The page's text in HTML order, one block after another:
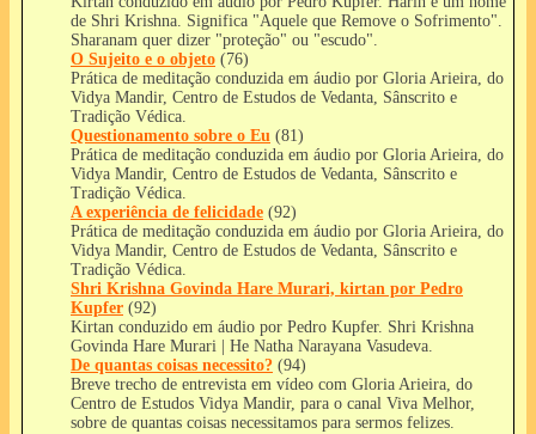
de Shri Krishna. Significa "Aquele que Remove o Sofrimento".
Sharanam quer dizer "proteção" ou "escudo".
O Sujeito e o objeto (76)
Prática de meditação conduzida em áudio por Gloria Arieira, do
Vidya Mandir, Centro de Estudos de Vedanta, Sânscrito e
Tradição Védica.
Questionamento sobre o Eu (81)
Prática de meditação conduzida em áudio por Gloria Arieira, do
Vidya Mandir, Centro de Estudos de Vedanta, Sânscrito e
Tradição Védica.
A experiência de felicidade (92)
Prática de meditação conduzida em áudio por Gloria Arieira, do
Vidya Mandir, Centro de Estudos de Vedanta, Sânscrito e
Tradição Védica.
Shri Krishna Govinda Hare Murari, kirtan por Pedro
Kupfer (92)
Kirtan conduzido em áudio por Pedro Kupfer. Shri Krishna
Govinda Hare Murari | He Natha Narayana Vasudeva.
De quantas coisas necessito? (94)
Breve trecho de entrevista em vídeo com Gloria Arieira, do
Centro de Estudos Vidya Mandir, para o canal Viva Melhor,
sobre de quantas coisas necessitamos para sermos felizes.